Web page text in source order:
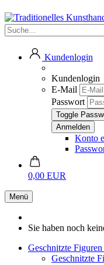
Kundenlogin
Kundenlogin
E-Mail
Passwort
Toggle
Konto
0,00 EUR
Menü
Sie haben noch
Geschnitzte
Geschnitzte